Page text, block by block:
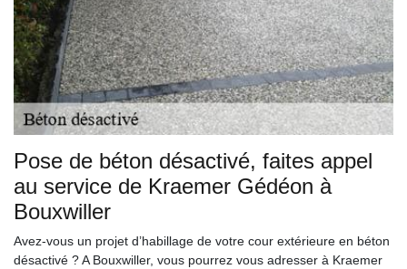
Pose de béton désactivé, faites appel
au service de Kraemer Gédéon à
Bouxwiller
Avez-vous un projet d’habillage de votre cour extérieure en béton
désactivé ? A Bouxwiller, vous pourrez vous adresser à Kraemer